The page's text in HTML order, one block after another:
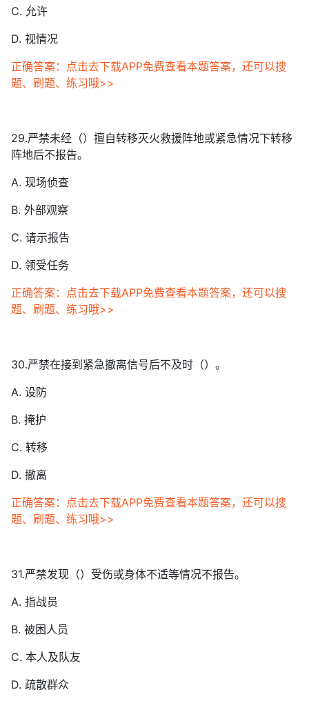
C. 允许
D. 视情况
正确答案：点击去下载APP免费查看本题答案，还可以搜
题、刷题、练习哦>>
29.严禁未经（）擅自转移灭火救援阵地或紧急情况下转移
阵地后不报告。
A. 现场侦查
B. 外部观察
C. 请示报告
D. 领受任务
正确答案：点击去下载APP免费查看本题答案，还可以搜
题、刷题、练习哦>>
30.严禁在接到紧急撤离信号后不及时（）。
A. 设防
B. 掩护
C. 转移
D. 撤离
正确答案：点击去下载APP免费查看本题答案，还可以搜
题、刷题、练习哦>>
31.严禁发现（）受伤或身体不适等情况不报告。
A. 指战员
B. 被困人员
C. 本人及队友
D. 疏散群众